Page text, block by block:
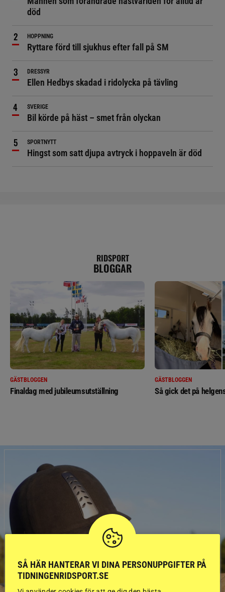
död
HOPPNING
Ryttare förd till sjukhus efter fall på SM
DRESSYR
Ellen Hedbys skadad i ridolycka på tävling
SVERIGE
Bil körde på häst – smet från olyckan
SPORTNYTT
Hingst som satt djupa avtryck i hoppaveln är död
RIDSPORT
BLOGGAR
GÄSTBLOGGEN
Finaldag med jubileumsutställning
GÄSTBLOGGEN
Så gick det på
SÅ HÄR HANTERAR VI DINA PERSONUPPGIFTER PÅ
TIDNINGENRIDSPORT.SE